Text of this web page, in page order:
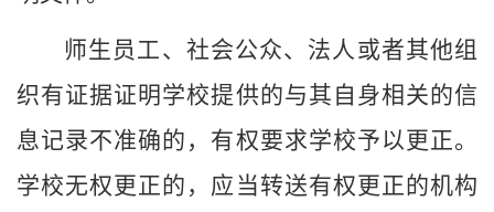
师生员工、社会公众、法人或者其他组
织有证据证明 学校提供的与其自身相关的信
息记录不准确的，有权要求学校予以更正。
学校无权更正的，应当转送有权更正的机构